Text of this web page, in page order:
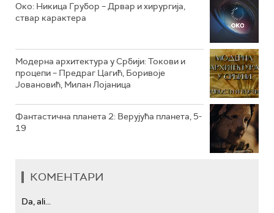
Око: Никица Грубор – Дрвар и хирургија,
ствар карактера
Модерна архитектура у Србији: Токови и
процепи – Предраг Цагић, Боривоје
Јовановић, Милан Лојаница
Фантастична планета 2: Верујућа планета, 5-
19
КОМЕНТАРИ
Da, ali...